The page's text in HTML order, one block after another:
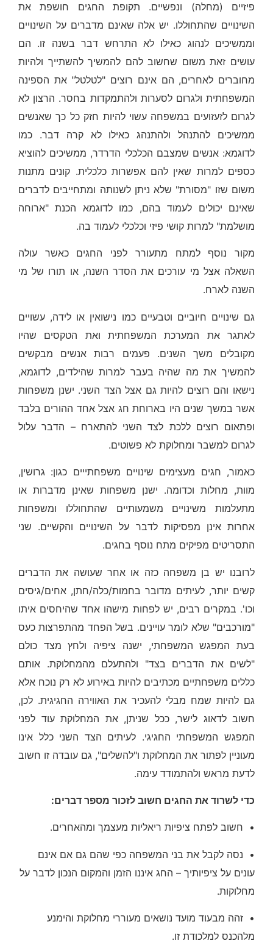
פיזיים (מחלה) ונפשיים. תקופת החגים חושפת את
השינויים שהתחוללו. יש אלה שאינם מדברים על השינויים
וממשיכים לנהוג כאילו לא התרחש דבר בשנה זו. הם
עושים זאת משום שחשוב להם להמשיך להשתייך ולהיות
מחוברים לאחרים, הם אינם רוצים "לטלטל" את הספינה
המשפחתית ולגרום לסערות ולהתמקדות בחסר. הרצון לא
לגרום לזעזועים במשפחה עשוי להיות חזק כל כך שאנשים
ממשיכים להתנהל ולהתנהג כאילו לא קרה דבר. כמו
לדוגמא: אנשים שמצבם הכלכלי הדרדר, ממשיכים להוציא
כספים למרות שאין להם אפשרות כלכלית. קונים מתנות
משום שזו "מסורת" שלא ניתן לשנותה ומתחייבים לדברים
שאינם יכולים לעמוד בהם, כמו לדוגמא הכנת "ארוחה
מושלמת" למרות קושי פיזי וכלכלי לעמוד בה.
מקור נוסף למתח מתעורר לפני החגים כאשר עולה
השאלה אצל מי עורכים את הסדר השנה, או תורו של מי
השנה לארח.
גם שינויים חיוביים וטבעיים כמו נישואין או לידה, עשויים
לאתגר את המערכת המשפחתית ואת הטקסים שהיו
מקובלים משך השנים. פעמים רבות אנשים מבקשים
להמשיך את מה שהיה בעבר למרות שהילדים, לדוגמא,
נישאו והם רוצים להיות גם אצל הצד השני. ישנן משפחות
אשר במשך שנים היו בארוחת חג אצל אחד ההורים בלבד
ופתאום רוצים ללכת לצד השני להתארח – הדבר עלול
לגרום למשבר ומחלוקת לא פשוטים.
כאמור, חגים מעצימים שינויים משפחתייים כגון: גרושין,
מוות, מחלות וכדומה. ישנן משפחות שאינן מדברות או
מתעלמות משינויים משמעותיים שהתחוללו ומשפחות
אחרות אינן מפסיקות לדבר על השינויים והקשיים. שני
התסריטים מפיקים מתח נוסף בחגים.
לרובנו יש בן משפחה כזה או אחר שעושה את הדברים
קשים יותר, לעיתים מדובר בחמות/כלה/חתן, אחים/גיסים
וכו'. במקרים רבים, יש לפחות מישהו אחד שהיחסים איתו
"מורכבים" שלא לומר עויינים. בשל הפחד מהתפרצות כעס
בעת המפגש המשפחתי, ישנה ציפיה ולחץ מצד כולם
"לשים את הדברים בצד" ולהתעלם מהמחלוקת. אותם
כללים משפחתיים מכתיבים להיות באירוע לא רק נוכח אלא
גם להיות שמח מבלי להעכיר את האווירה החגיגית. לכן,
חשוב לדאוג לישר, ככל שניתן, את המחלוקת עוד לפני
המפגש המשפחתי החגיגי. לעיתים הצד השני כלל אינו
מעוניין לפתור את המחלוקת ו"להשלים", גם עובדה זו חשוב
לדעת מראש ולהתמודד עימה.
כדי לשרוד את החגים חשוב לזכור מספר דברים:
• חשוב לפתח ציפיות ריאליות מעצמך ומהאחרים.
• נסה לקבל את בני המשפחה כפי שהם גם אם אינם
עונים על ציפיותיך – החג איננו הזמן והמקום הנכון לדבר על
מחלוקות.
• זהה מבעוד מועד נושאים מעוררי מחלוקת והימנע
מלהכנס למלכודת זו.